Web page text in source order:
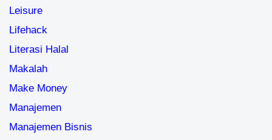
Leisure
Lifehack
Literasi Halal
Makalah
Make Money
Manajemen
Manajemen Bisnis